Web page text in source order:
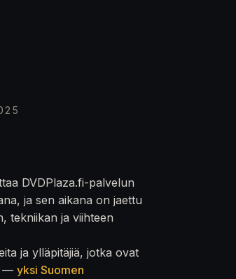
DVDPlaza.fi-palvelun
ja sen aikana on jaettu
tekniikan ja viihteen
ja ylläpitäjiä, jotka ovat
— yksi Suomen